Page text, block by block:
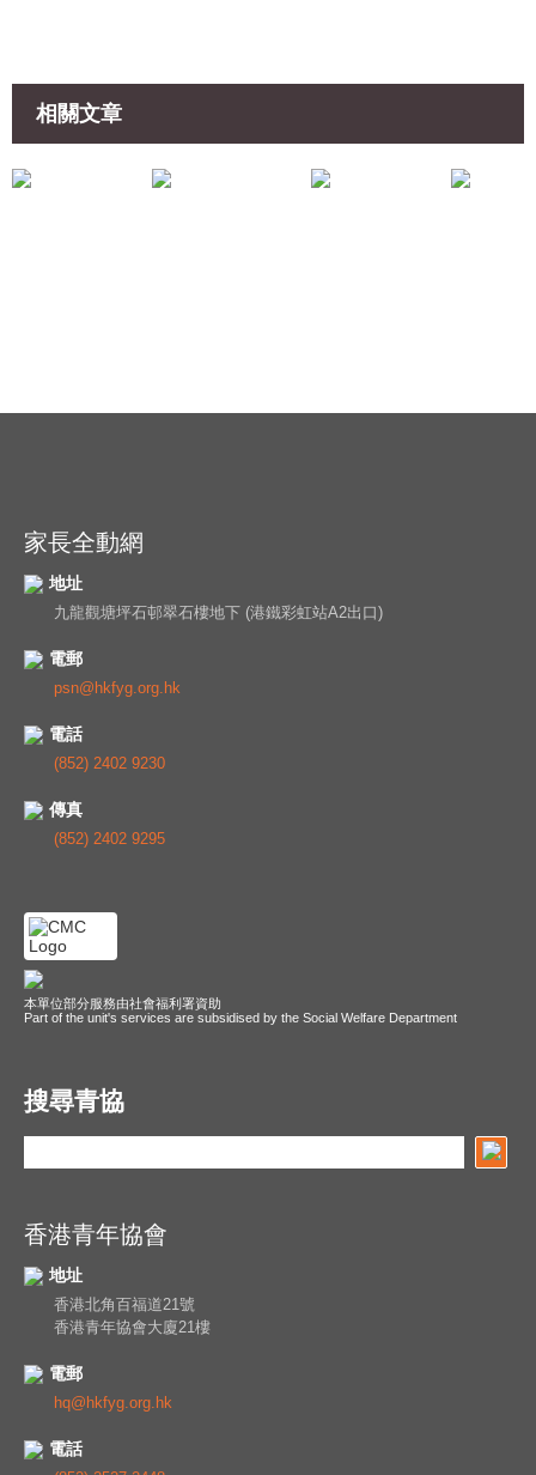
相關文章
共享平台
家長全動網
地址
九龍觀塘坪石邨翠石樓地下 (港鐵彩虹站A2出口)
電郵
psn@hkfyg.org.hk
電話
(852) 2402 9230
傳真
(852) 2402 9295
本單位部分服務由社會福利署資助
Part of the unit's services are subsidised by the Social Welfare Department
搜尋青協
香港青年協會
地址
香港北角百福道21號
香港青年協會大廈21樓
電郵
hq@hkfyg.org.hk
電話